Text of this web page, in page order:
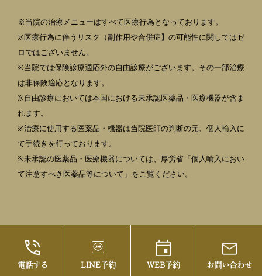
電話する LINE予約 WEB予約 お問い合わせ
※当院の治療メニューはすべて医療行為となっております。
※医療行為に伴うリスク（副作用や合併症】の可能性に関してはゼ
ロではございません。
※当院では保険診療適応外の自由診療がございます。その一部治療
は非保険適応となります。
※自由診療においては本国における未承認医薬品・医療機器が含ま
れます。
※治療に使用する医薬品・機器は当院医師の判断の元、個人輸入に
て手続きを行っております。
※未承認の医薬品・医療機器については、厚労省「個人輸入におい
て注意すべき医薬品等について」をご覧ください。